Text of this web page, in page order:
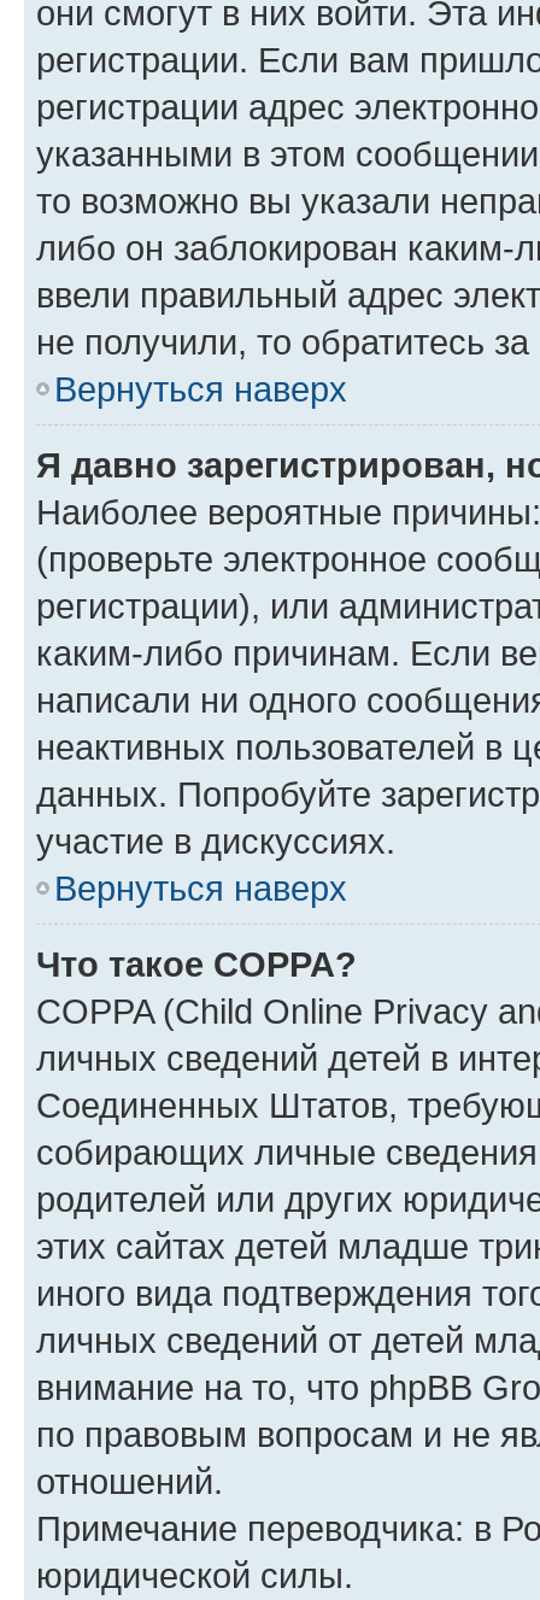
они смогут в них войти. Эта
регистрации. Если вам
регистрации адрес
указанными в этом
то возможно вы указали
либо он заблокирован
ввели правильный адрес
не получили, то обратитесь
Вернуться наверх
Я давно зарегистрирован,
Наиболее вероятные
(проверьте электронное
регистрации), или
каким-либо причинам. Если
написали ни одного
неактивных пользователей в
данных. Попробуйте
участие в дискуссиях.
Вернуться наверх
Что такое COPPA?
COPPA (Child Online Privacy
личных сведений детей в
Соединенных Штатов,
собирающих личные
родителей или других
этих сайтах детей младше
иного вида подтверждения
личных сведений от детей
внимание на то, что phpBB
по правовым вопросам и не
отношений.
Примечание переводчика: в
юридической силы.